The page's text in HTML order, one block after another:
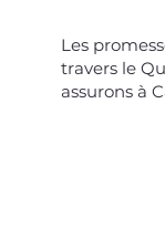
Les
travers le
assurons à